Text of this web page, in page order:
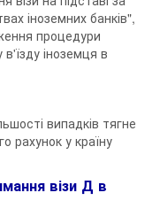
іноземних банків",
процедури
іноземця в
випадків тягне
рахунок у країну
візи Д в